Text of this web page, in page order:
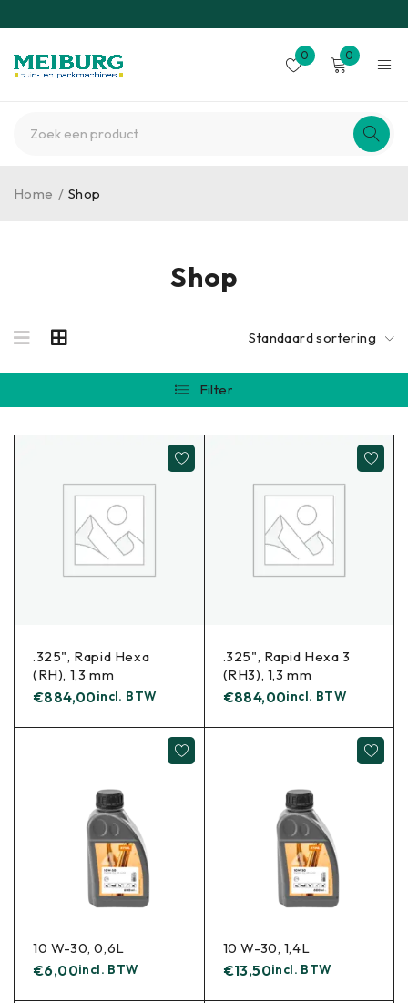
0 0
Shop
Home / Shop
Standaard sortering
Filter
.325", Rapid Hexa
(RH), 1,3 mm
€884,00incl. BTW
.325", Rapid Hexa 3
(RH3), 1,3 mm
€884,00incl. BTW
10 W-30, 0,6L
€6,00incl. BTW
10 W-30, 1,4L
€13,50incl. BTW